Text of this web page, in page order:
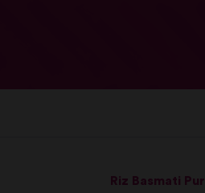
Riz Basmati Pur